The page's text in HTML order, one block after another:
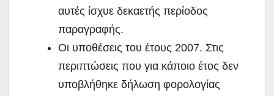
αυτές ίσχυε δεκαετής περίοδος
παραγραφής.
Οι υποθέσεις του έτους 2007. Στις
περιπτώσεις που για κάποιο έτος δεν
υποβλήθηκε δήλωση φορολογίας